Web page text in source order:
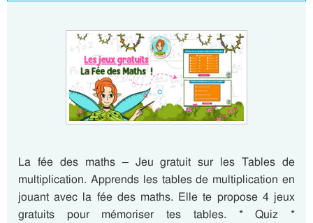
La fée des maths – Jeu gratuit sur les Tables de
multiplication. Apprends les tables de multiplication en
jouant avec la fée des maths. Elle te propose 4 jeux
gratuits pour mémoriser tes tables. * Quiz *